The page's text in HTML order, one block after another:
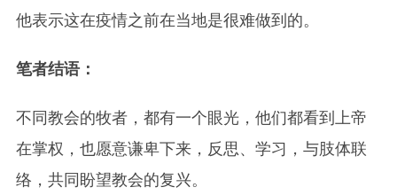
他表示这在疫情之前在当地是很难做到的。
笔者结语：
不同教会的牧者，都有一个眼光，他们都看到上帝
在掌权，也愿意谦卑下来，反思、学习，与肢体联
络，共同盼望教会的复兴。